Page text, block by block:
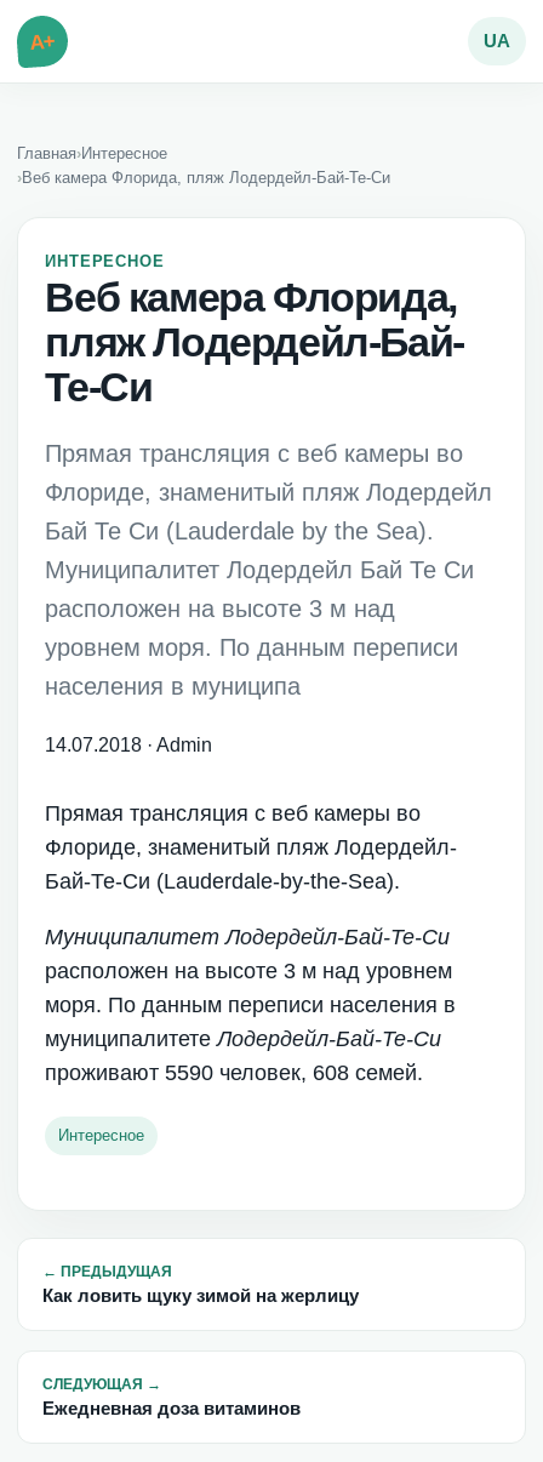
A+ UA
Главная›Интересное
›Веб камера Флорида, пляж Лодердейл-Бай-Те-Си
ИНТЕРЕСНОЕ
Веб камера Флорида,
пляж Лодердейл-Бай-
Те-Си
Прямая трансляция с веб камеры во
Флориде, знаменитый пляж Лодердейл
Бай Те Си (Lauderdale by the Sea).
Муниципалитет Лодердейл Бай Те Си
расположен на высоте 3 м над
уровнем моря. По данным переписи
населения в муниципа
14.07.2018 ·Admin
Прямая трансляция с веб камеры во
Флориде, знаменитый пляж Лодердейл-
Бай-Те-Си (Lauderdale-by-the-Sea).
Муниципалитет Лодердейл-Бай-Те-Си
расположен на высоте 3 м над уровнем
моря. По данным переписи населения в
муниципалитетеЛодердейл-Бай-Те-Си
проживают 5590 человек, 608 семей.
Интересное
← ПРЕДЫДУЩАЯ
Как ловить щуку зимой на жерлицу
СЛЕДУЮЩАЯ →
Ежедневная доза витаминов